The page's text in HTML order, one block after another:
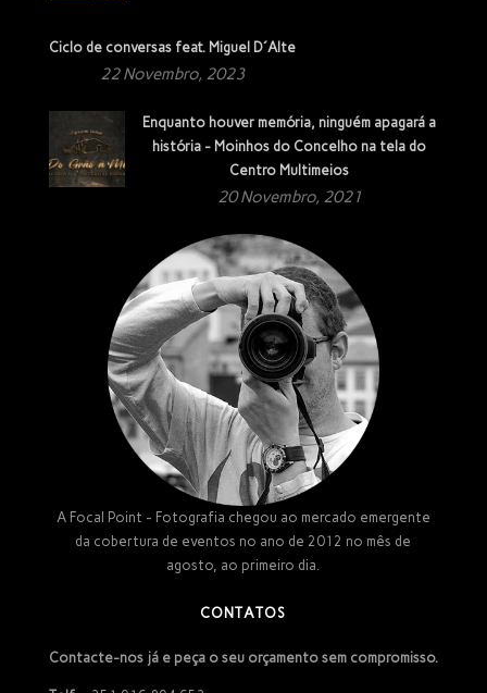
Ciclo de conversas feat. Miguel D´Alte
22 Novembro, 2023
Enquanto houver memória, ninguém apagará a
história - Moinhos do Concelho na tela do
Centro Multimeios
20 Novembro, 2021
A Focal Point - Fotografia chegou ao mercado emergente
da cobertura de eventos no ano de 2012 no mês de
agosto, ao primeiro dia.
CONTATOS
Contacte-nos já e peça o seu orçamento sem compromisso.